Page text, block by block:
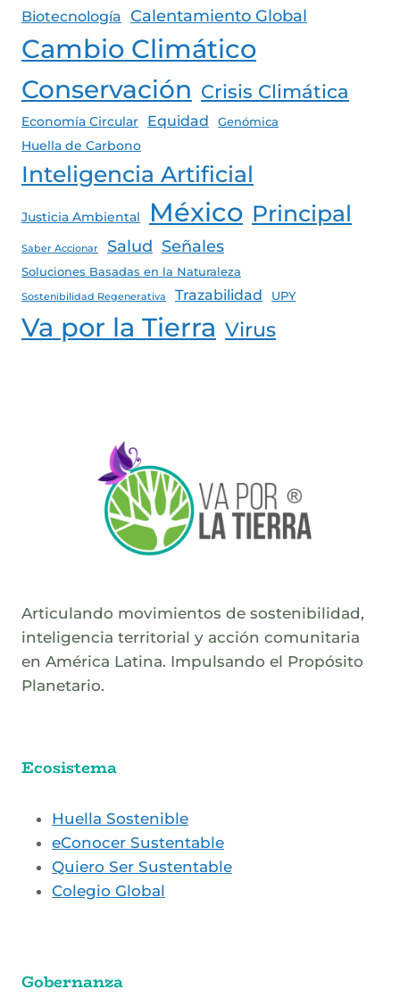
Biotecnología Calentamiento Global
Cambio Climático
Conservación Crisis Climática
Economía Circular Equidad Genómica
Huella de Carbono
Inteligencia Artificial
Justicia Ambiental México Principal
Saber Accionar Salud Señales
Soluciones Basadas en la Naturaleza
Sostenibilidad Regenerativa Trazabilidad UPY
Va por la Tierra Virus
Articulando movimientos de sostenibilidad,
inteligencia territorial y acción comunitaria
en América Latina. Impulsando el Propósito
Planetario.
Ecosistema
Huella Sostenible
eConocer Sustentable
Quiero Ser Sustentable
Colegio Global
Gobernanza